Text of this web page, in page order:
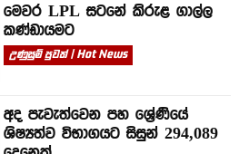
මෙවර LPL සටනේ කිරුළ ගාල්ල
කණ්ඩායමට
උණුසුම් පුවත් | Hot News
අද පැවැත්වෙන පහ ශ්‍රේණියේ
ශිෂ්‍යත්ව විභාගයට සිසුන් 294,089